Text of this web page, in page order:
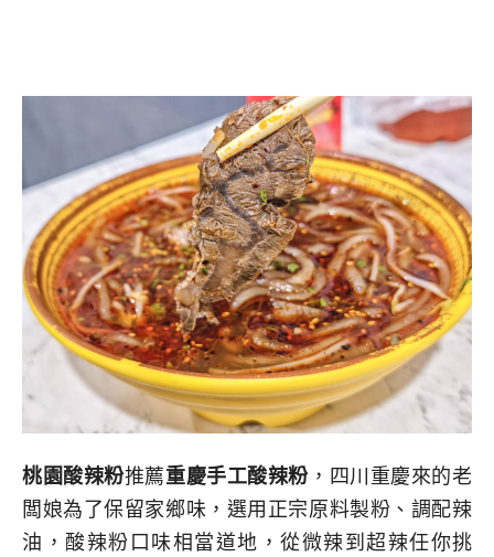
桃園酸辣粉推薦重慶手工酸辣粉 ，四川重慶來的老
闆娘為了保留家鄉味，選用正宗原料製粉、調配辣
油，酸辣粉口味相當道地，從微辣到超辣任你挑